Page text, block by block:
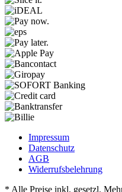
Impressum
Datenschutz
AGB
Widerrufsbelehrung
* Alle Preise inkl. gesetzl.